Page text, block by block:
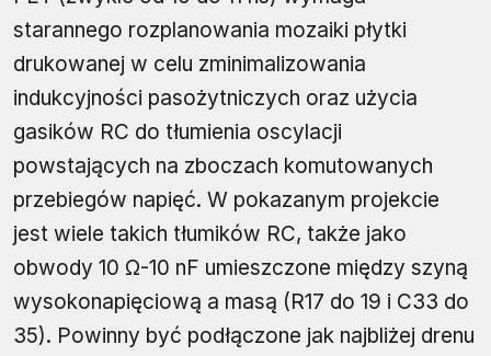
starannego rozplanowania mozaiki płytki
drukowanej w celu zminimalizowania
indukcyjności pasożytniczych oraz użycia
gasików RC do tłumienia oscylacji
powstających na zboczach komutowanych
przebiegów napięć. W pokazanym projekcie
jest wiele takich tłumików RC, także jako
obwody 10 Ω-10 nF umieszczone między szyną
wysokonapięciową a masą (R17 do 19 i C33 do
35). Powinny być podłączone jak najbliżej drenu